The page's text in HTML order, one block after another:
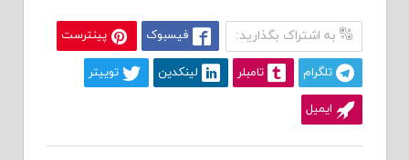
به اشتراک بگذارید: فیسبوک پینترست
تلگرام تامبلر لینکدین توییتر
ایمیل